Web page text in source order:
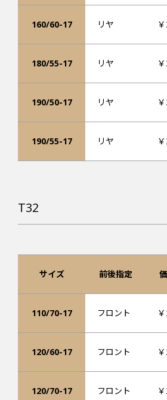
160/60-17 リヤ
180/55-17 リヤ
190/50-17 リヤ
190/55-17 リヤ
T32
サイズ 前後指定
110/70-17 フロント
120/60-17 フロント
120/70-17 フロント